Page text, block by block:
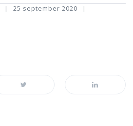
25 september 2020